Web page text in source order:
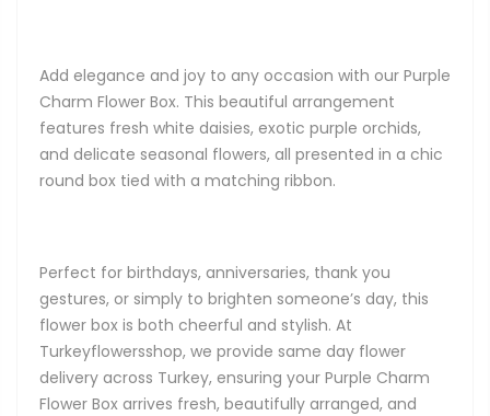
Add elegance and joy to any occasion with our Purple
Charm Flower Box. This beautiful arrangement
features fresh white daisies, exotic purple orchids,
and delicate seasonal flowers, all presented in a chic
round box tied with a matching ribbon.
Perfect for birthdays, anniversaries, thank you
gestures, or simply to brighten someone’s day, this
flower box is both cheerful and stylish. At
Turkeyflowersshop, we provide same day flower
delivery across Turkey, ensuring your Purple Charm
Flower Box arrives fresh, beautifully arranged, and